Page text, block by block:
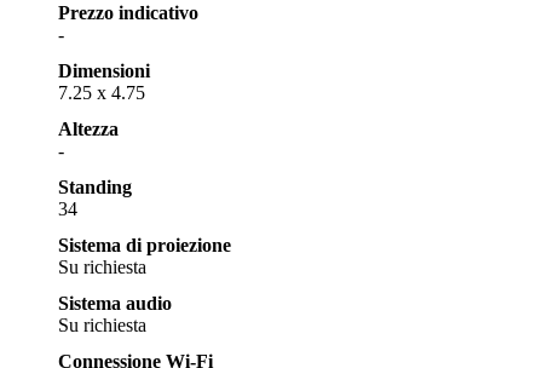
Prezzo indicativo
-
Dimensioni
7.25 x 4.75
Altezza
-
Standing
34
Sistema di proiezione
Su richiesta
Sistema audio
Su richiesta
Connessione Wi-Fi